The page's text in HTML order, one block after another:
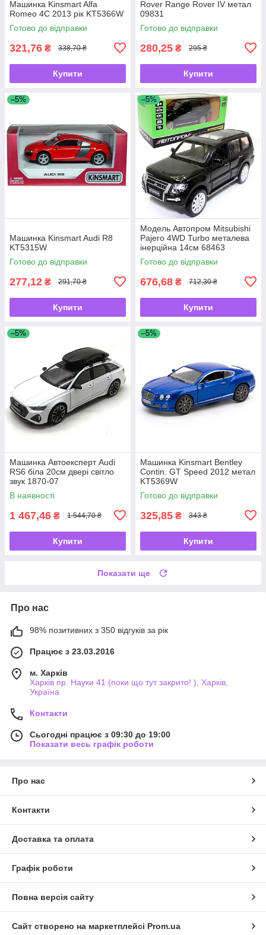
Машинка Kinsmart Alfa
Romeo 4C 2013 рік KT5366W
Готово до відправки
321,76 ₴ 338,70 ₴
Купити
Rover Range Rover IV метал
09831
Готово до відправки
280,25 ₴ 295 ₴
Купити
–5%
Машинка Kinsmart Audi R8
KT5315W
Готово до відправки
277,12 ₴ 291,70 ₴
Купити
–5%
Модель Автопром Mitsubishi
Pajero 4WD Turbo металева
інерційна 14см 68463
Готово до відправки
676,68 ₴ 712,30 ₴
Купити
–5%
Машинка Автоексперт Audi
RS6 біла 20см двері світло
звук 1870-07
В наявності
1 467,46 ₴ 1 544,70 ₴
Купити
–5%
Машинка Kinsmart Bentley
Contin. GT Speed 2012 метал
KT5369W
Готово до відправки
325,85 ₴ 343 ₴
Купити
Показати ще
Про нас
98% позитивних з 350 відгуків за рік
Працює з 23.03.2016
м. Харків
Харків пр. Науки 41 (поки що тут закрито! ), Харків,
Україна
Контакти
Сьогодні працює з 09:30 до 19:00
Показати весь графік роботи
Про нас
Контакти
Доставка та оплата
Графік роботи
Повна версія сайту
Сайт створено на маркетплейсі Prom.ua